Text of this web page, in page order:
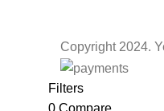
Copyright 2024.
Filters
0 Compare